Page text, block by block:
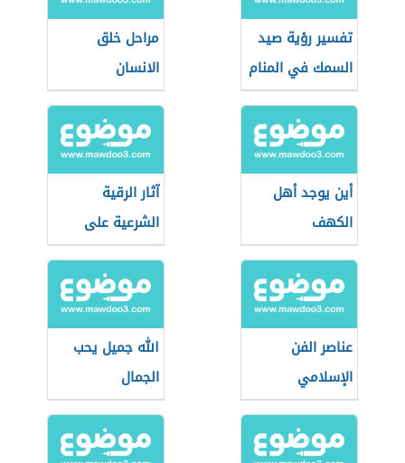
تفسير رؤية صيد
السمك في المنام
مراحل خلق
الانسان
أين يوجد أهل
الكهف
آثار الرقية
الشرعية على
الجسم
عناصر الفن
الإسلامي
الله جميل يحب
الجمال